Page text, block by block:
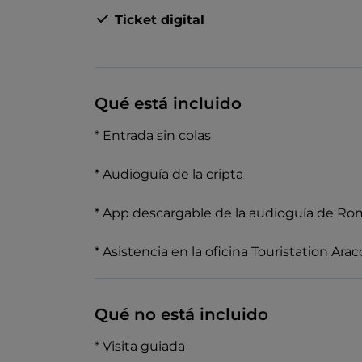
Ticket digital
Qué está incluido
* Entrada sin colas
* Audioguía de la cripta
* App descargable de la audioguía de
* Asistencia en la oficina Touristation
Qué no está incluido
* Visita guiada